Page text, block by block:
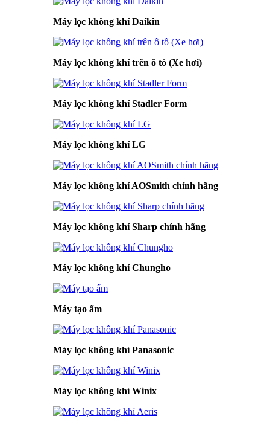
Máy lọc không khí Daikin
Máy lọc không khí trên ô tô (Xe hơi)
Máy lọc không khí Stadler Form
Máy lọc không khí LG
Máy lọc không khí AOSmith chính hãng
Máy lọc không khí Sharp chính hãng
Máy lọc không khí Chungho
Máy tạo ẩm
Máy lọc không khí Panasonic
Máy lọc không khí Winix